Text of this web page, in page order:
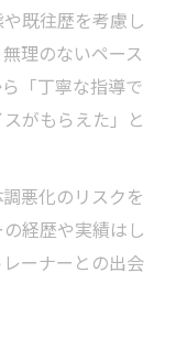
既往歴を考慮し
理のないペース
「丁寧な指導で
がもらえた」と
悪化のリスクを
経歴や実績はし
ーナーとの出会